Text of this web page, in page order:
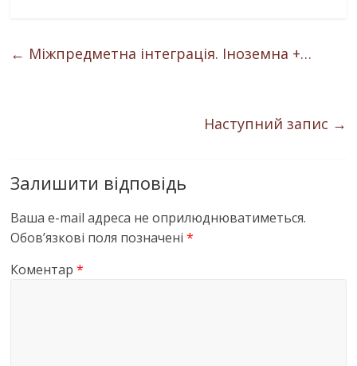
← Міжпредметна інтеграція. Іноземна +…
Наступний запис →
Залишити відповідь
Ваша e-mail адреса не оприлюднюватиметься.
Обов’язкові поля позначені*
Коментар*